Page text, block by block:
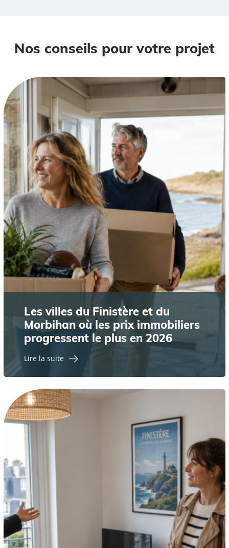
Nos conseils pour votre projet
Les villes du Finistère et du
Morbihan où les prix immobiliers
progressent le plus en 2026
Lire la suite